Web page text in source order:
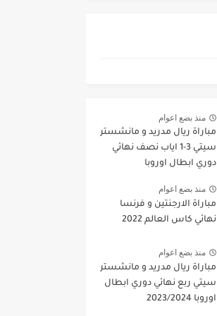
منذ بضع اعوام
مباراة ريال مدريد و مانشستر
سيتي 3-1 اياب نصف نهائي
دوري ابطال اوروبا
منذ بضع اعوام
مباراة الارجنتين و فرنسا
نهائي كاس العالم 2022
منذ بضع اعوام
مباراة ريال مدريد و مانشستر
سيتي ربع نهائي دوري ابطال
اوروبا 2023/2024